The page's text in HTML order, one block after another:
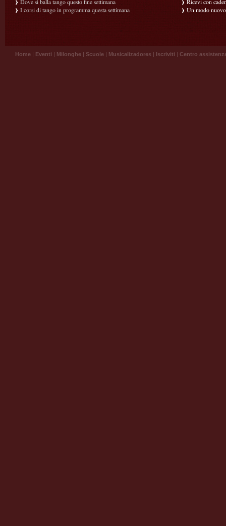
Dove si balla tango questo fine settimana
I corsi di tango in programma questa settimana
Ricevi con
Un modo
Home | Eventi | Milonghe | Scuole | Musicalizadores | Iscriviti | Centro